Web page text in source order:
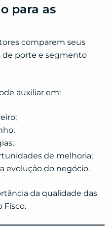
para as
comparem seus
de porte e segmento
auxiliar em:
de melhoria;
evolução do negócio.
da qualidade das
Fisco.